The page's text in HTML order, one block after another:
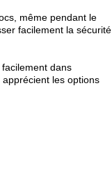
même pendant le
facilement la sécurité
dans
les options